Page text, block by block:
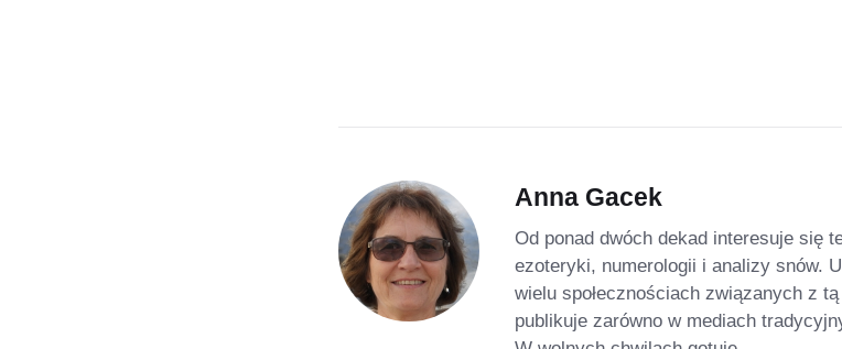
Anna Gacek
Od ponad dwóch dekad interesuje się
ezoteryki, numerologii i analizy snów.
wielu społecznościach związanych z
publikuje zarówno w mediach